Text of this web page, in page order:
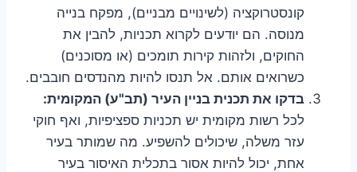
קונסטרוקציה (לשינויים מבניים), מפקח בנייה
מנוסה. הם יודעים לקרוא תכניות, להבין את
החוקים, ולזהות קירות תומכים (או מסוכנים)
כשרואים אותם. אל תנסו להיות מהנדסים חובבים.
בדקו את תכנית בניין העיר (תב"ע) המקומית:
לכל רשות מקומית יש תכניות ספציפיות, ואף חוקי
עזר משלה, שיכולים להשפיע. מה שמותר בעיר
אחת, יכול להיות אסור בתכלית האיסור בעיר